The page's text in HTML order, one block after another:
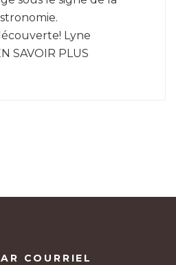
Lyne
SAVOIR PLUS
COURRIEL